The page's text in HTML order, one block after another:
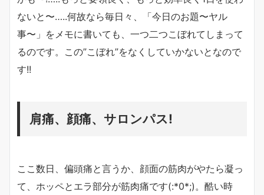
ないと〜…..何故なら毎日々、「今日のお題〜ヤル
事〜」をメモに書いても、一つ二つこぼれてしまって
るのです。この”こぼれ”をなくしていかないとなので
す!!
肩痛、顔痛、サロンパス!
ここ数日、偏頭痛と言うか、顔面の筋肉がやたら凝っ
て、ホッペとエラ部分が筋肉痛です(:*0*;)。酷い時